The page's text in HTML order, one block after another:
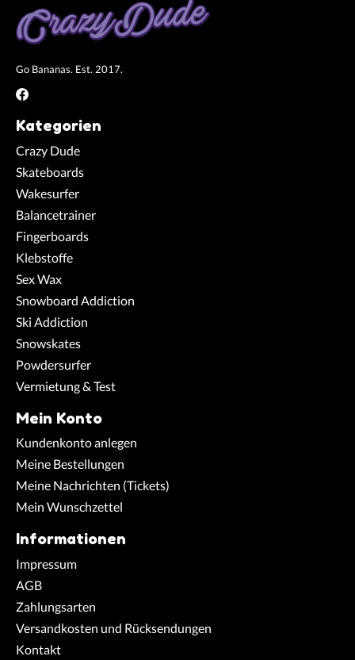
Go Bananas. Est. 2017.
Kategorien
Crazy Dude
Skateboards
Wakesurfer
Balancetrainer
Fingerboards
Klebstoffe
Sex Wax
Snowboard Addiction
Ski Addiction
Snowskates
Powdersurfer
Vermietung & Test
Mein Konto
Kundenkonto anlegen
Meine Bestellungen
Meine Nachrichten (Tickets)
Mein Wunschzettel
Informationen
Impressum
AGB
Zahlungsarten
Versandkosten und Rücksendungen
Kontakt